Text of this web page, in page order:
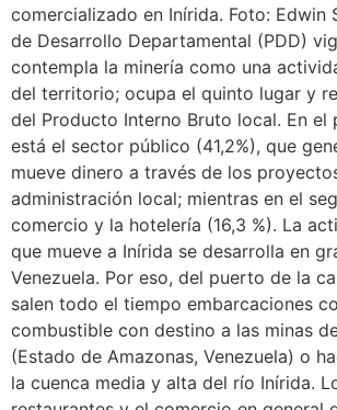
comercializado en Inírida. Foto: Edwin
de Desarrollo Departamental (PDD)
contempla la minería como una
del territorio; ocupa el quinto lugar y
del Producto Interno Bruto local. En el
está el sector público (41,2%), que
mueve dinero a través de los
administración local; mientras en el
comercio y la hotelería (16,3 %). La
que mueve a Inírida se desarrolla en
Venezuela. Por eso, del puerto de la
salen todo el tiempo embarcaciones
combustible con destino a las minas
(Estado de Amazonas, Venezuela) o
la cuenca media y alta del río Inírida.